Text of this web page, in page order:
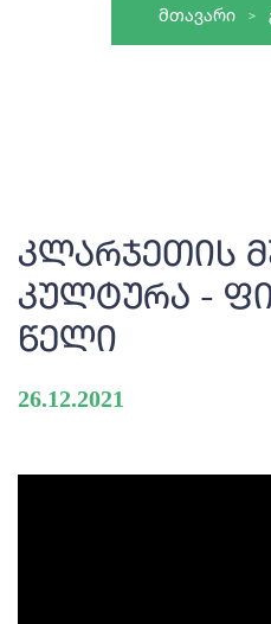
ᲛᲗᲐᲕᲐᲠᲘ
Კლარჯეთის
Კულტურა -
Წელი
26.12.2021